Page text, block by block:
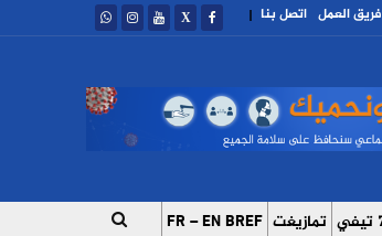
| اتصل بنا فريق العمل
تمازيغت FR – EN BREF